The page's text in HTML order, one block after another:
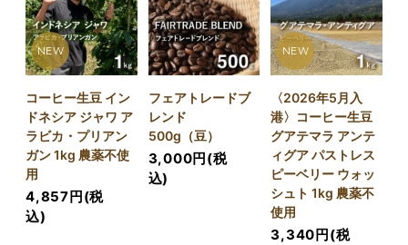
NEW
コーヒー生豆 イン
ドネシア ジャワ ア
ラビカ・プリアン
ガン 1kg 農薬不使
用
4,857円(税
込)
フェアトレードブ
レンド
500g（豆）
3,000円(税
込)
NEW
〈2026年5月入
港〉コーヒー生豆
グアテマラ アンテ
ィグア パストレス
ピーベリー ウォッ
シュト 1kg 農薬不
使用
3,340円(税